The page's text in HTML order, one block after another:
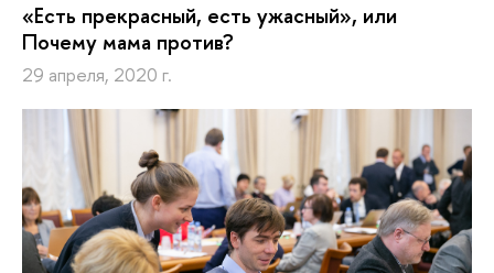
«Есть прекрасный, есть ужасный», или
Почему мама против?
29 апреля, 2020 г.